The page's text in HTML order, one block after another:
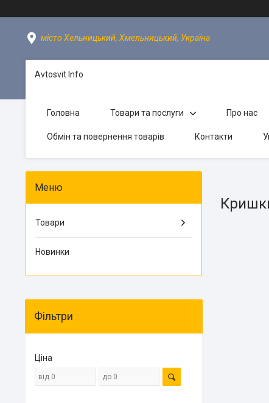
місто Хельницький, Хмельницький, Україна
Avtosvit Info
Головна Товари та послуги Про нас
Обмін та повернення товарів Контакти
Товари
Новинки
Фільтри
Ціна